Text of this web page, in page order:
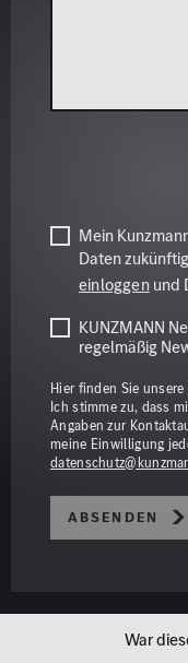
Mein
Daten
einloggenund
KUNZMANN
regelmäßig
Hier finden Sie unsere
Ich stimme zu, dass
Angaben zur
meine Einwilligung
Absenden
War